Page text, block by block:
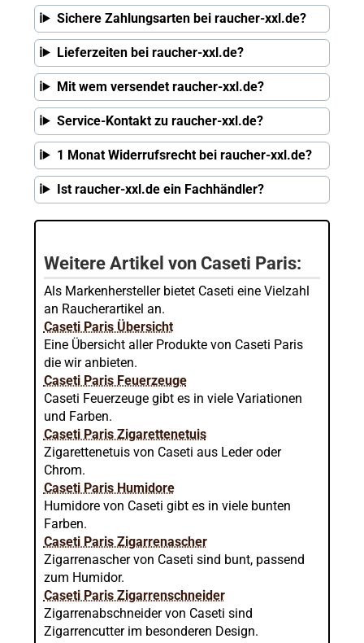
Sichere Zahlungsarten bei raucher-xxl.de?
Lieferzeiten bei raucher-xxl.de?
Mit wem versendet raucher-xxl.de?
Service-Kontakt zu raucher-xxl.de?
1 Monat Widerrufsrecht bei raucher-xxl.de?
Ist raucher-xxl.de ein Fachhändler?
Weitere Artikel von Caseti Paris:
Als Markenhersteller bietet Caseti eine Vielzahl
an Raucherartikel an.
Caseti Paris Übersicht
Eine Übersicht aller Produkte von Caseti Paris
die wir anbieten.
Caseti Paris Feuerzeuge
Caseti Feuerzeuge gibt es in viele Variationen
und Farben.
Caseti Paris Zigarettenetuis
Zigarettenetuis von Caseti aus Leder oder
Chrom.
Caseti Paris Humidore
Humidore von Caseti gibt es in viele bunten
Farben.
Caseti Paris Zigarrenascher
Zigarrenascher von Caseti sind bunt, passend
zum Humidor.
Caseti Paris Zigarrenschneider
Zigarrenabschneider von Caseti sind
Zigarrencutter im besonderen Design.